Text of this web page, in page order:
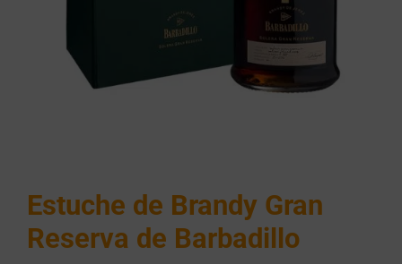
Estuche de Brandy Gran
Reserva de Barbadillo